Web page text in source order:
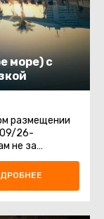
море) с
размещении
09/26-
не за